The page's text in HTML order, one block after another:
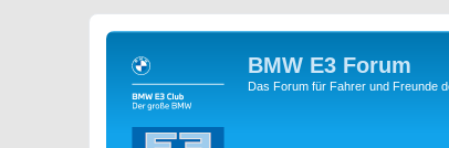
BMW E3 Forum
Das Forum für Fahrer und Freunde